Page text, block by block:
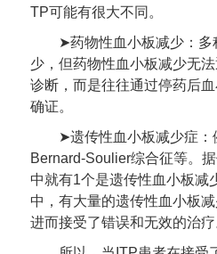
TP可能有很大不同。
➤药物性血小板减少：
少，但药物性血小板减少无
诊断，而是往往通过停药后
确证。
➤遗传性血小板减少症：
Bernard-Soulier综合征等。
中就有1个是遗传性血小板减
中，有大量的遗传性血小板
进而接受了错误和无效的治疗